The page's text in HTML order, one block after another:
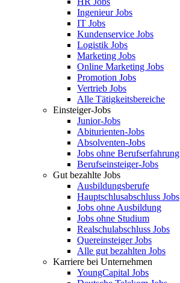
Ingenieur Jobs
IT Jobs
Kundenservice Jobs
Logistik Jobs
Marketing Jobs
Online Marketing Jobs
Promotion Jobs
Vertrieb Jobs
Alle Tätigkeitsbereiche
Einsteiger-Jobs
Junior-Jobs
Abiturienten-Jobs
Absolventen-Jobs
Jobs ohne Berufserfahrung
Berufseinsteiger-Jobs
Gut bezahlte Jobs
Ausbildungsberufe
Hauptschlusabschluss Jobs
Jobs ohne Ausbildung
Jobs ohne Studium
Realschulabschluss Jobs
Quereinsteiger Jobs
Alle gut bezahlten Jobs
Karriere bei Unternehmen
YoungCapital Jobs